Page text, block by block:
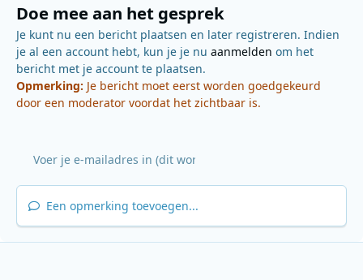
Doe mee aan het gesprek
Je kunt nu een bericht plaatsen en later registreren. Indien
je al een account hebt, kun je je nu aanmelden om het
bericht met je account te plaatsen.
Opmerking: Je bericht moet eerst worden goedgekeurd
door een moderator voordat het zichtbaar is.
Een opmerking toevoegen...